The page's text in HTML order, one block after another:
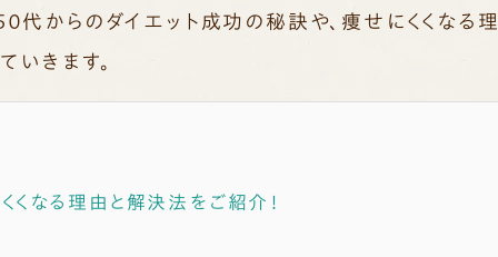
代からのダイエット成功の秘訣や、痩せにくくなる
いきます。
くなる理由と解決法をご紹介！